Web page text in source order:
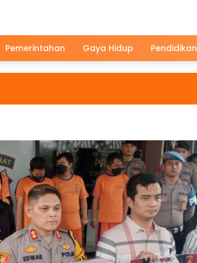
Pemerintahan Gaya Hidup Pendidikan